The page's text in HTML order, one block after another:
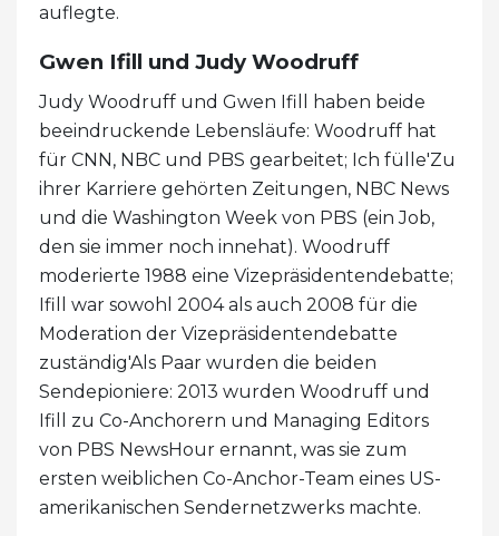
auflegte.
Gwen Ifill und Judy Woodruff
Judy Woodruff und Gwen Ifill haben beide
beeindruckende Lebensläufe: Woodruff hat
für CNN, NBC und PBS gearbeitet; Ich fülle'Zu
ihrer Karriere gehörten Zeitungen, NBC News
und die Washington Week von PBS (ein Job,
den sie immer noch innehat). Woodruff
moderierte 1988 eine Vizepräsidentendebatte;
Ifill war sowohl 2004 als auch 2008 für die
Moderation der Vizepräsidentendebatte
zuständig'Als Paar wurden die beiden
Sendepioniere: 2013 wurden Woodruff und
Ifill zu Co-Anchorern und Managing Editors
von PBS NewsHour ernannt, was sie zum
ersten weiblichen Co-Anchor-Team eines US-
amerikanischen Sendernetzwerks machte.